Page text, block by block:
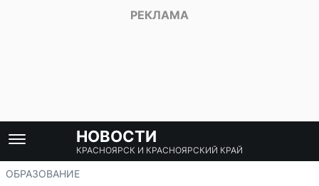
НОВОСТИ
КРАСНОЯРСК И КРАСНОЯРСКИЙ КРАЙ
ОБРАЗОВАНИЕ